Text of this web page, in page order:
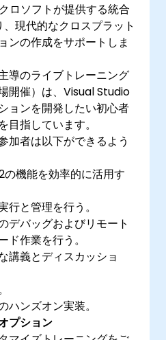
ロソフトが提供する統合
現代的なクロスプラット
ンの作成をサポートしま
導のライブトレーニング
開催）は、Visual Studio
ョンを開発したい初心者
目指しています。
加者は以下ができるよう
機能を効率的に活用す
行と管理を行う。
デバッグおよびリモート
ド作業を行う。
講義とディスカッショ
ハンズオン実装。
プション